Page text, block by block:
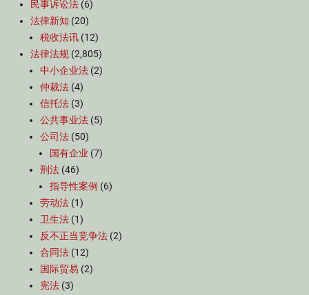
民事诉讼法 (6)
法律新知 (20)
税收法讯 (12)
法律法规 (2,805)
中小企业法 (2)
仲裁法 (4)
信托法 (3)
公共事业法 (5)
公司法 (50)
国有企业 (7)
刑法 (46)
指导性案例 (6)
劳动法 (1)
卫生法 (1)
反不正当竞争法 (2)
合同法 (12)
国际贸易 (2)
宪法 (3)